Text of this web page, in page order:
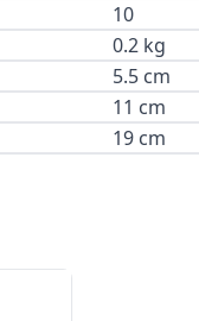
10
0.2 kg
5.5 cm
11 cm
19 cm